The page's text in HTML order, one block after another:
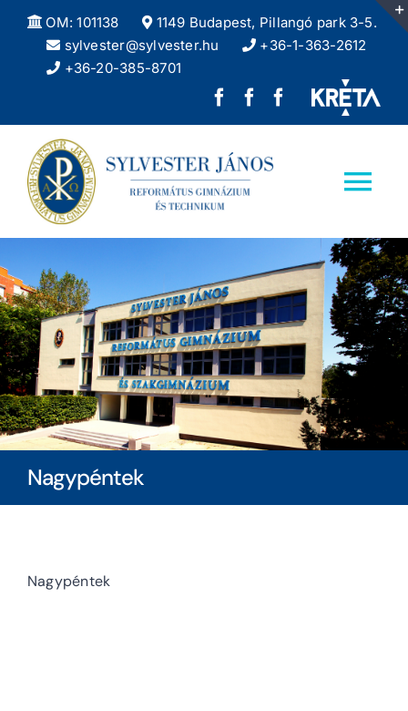
Kihagyás
OM: 101138 1149 Budapest, Pillangó park 3-5.
sylvester@sylvester.hu
+36-1-363-2612
+36-20-385-8701
Sylvester
Református
facebook
oldala
REFlex,
Sylvester
Sylvester
facebook
Iskolánkról
Felvételizőknek
Diákoknak
Szülőknek
Nagypéntek
Nagypéntek